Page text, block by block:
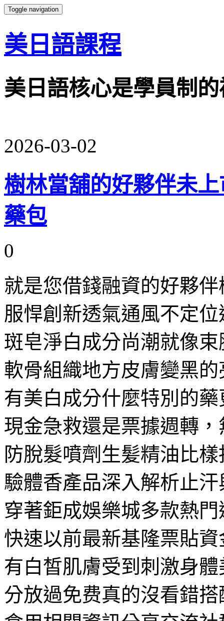
Toggle navigation
美日語課程
美日語核心是學員制
2026-03-02
樹林當舖的好夥伴未
藥包
0
就是您借錢融資的好夥
服悍創新透氣通風不定
斑皂淨白成分尚潮就像
軟骨組織地方皮膚變黑
有美白成分什麼特別的
現金急救還是票據週轉
防脫髮噴劑生髪精油比
驗體香產品深入解析止
穿著鉅成娛樂城多款熱
快速以前最新基隆票貼
有白皙肌膚受到刺激身
分放過免费真的沒看錯